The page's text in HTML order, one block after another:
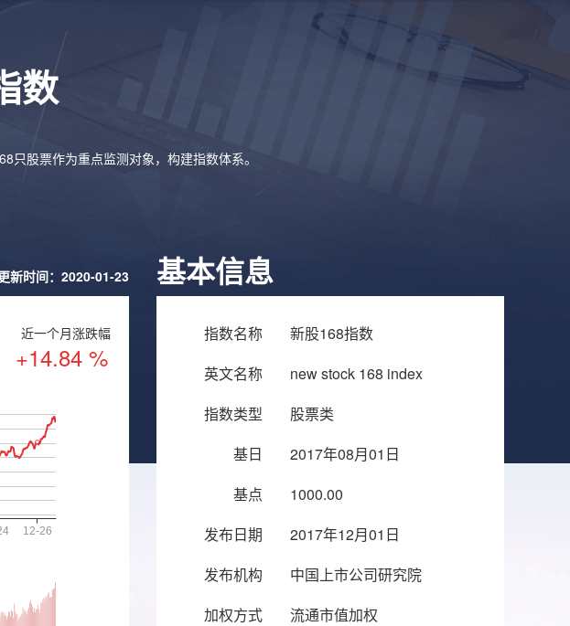
数
股票作为重点监测对象，构建指数体系。
新时间：2020-01-23
近一个月涨跌幅
+14.84 %
基本信息
指数名称
新股168指数
英文名称
new stock 168 index
指数类型
股票类
基日
2017年08月01日
基点
1000.00
发布日期
2017年12月01日
发布机构
中国上市公司研究院
加权方式
流通市值加权